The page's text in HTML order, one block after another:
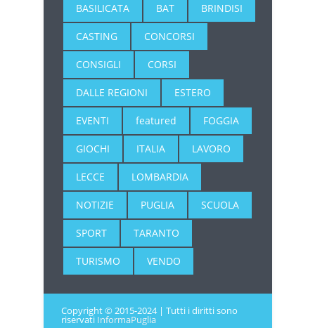
BASILICATA BAT BRINDISI
CASTING CONCORSI
CONSIGLI CORSI
DALLE REGIONI ESTERO
EVENTI featured FOGGIA
GIOCHI ITALIA LAVORO
LECCE LOMBARDIA
NOTIZIE PUGLIA SCUOLA
SPORT TARANTO
TURISMO VENDO
Copyright © 2015-2024 | Tutti i diritti sono
riservati InformaPuglia